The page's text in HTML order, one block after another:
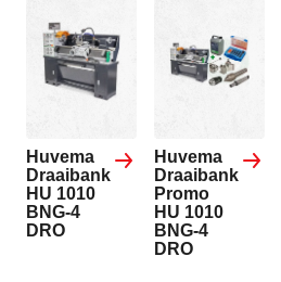
Huvema
Draaibank
HU 1010
BNG-4
DRO
Huvema
Draaibank
Promo
HU 1010
BNG-4
DRO